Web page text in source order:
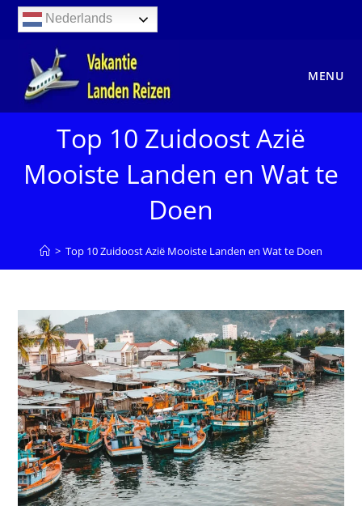
naar
Nederlands
MENU
Top 10 Zuidoost Azië
Mooiste Landen en Wat te
Doen
> Top 10 Zuidoost Azië Mooiste Landen en Wat te Doen